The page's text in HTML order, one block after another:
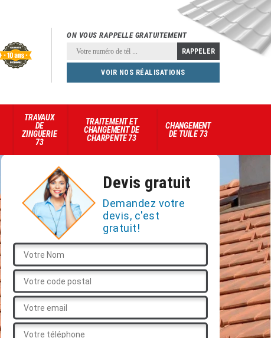
ON VOUS RAPPELLE GRATUITEMENT
VOIR NOS RÉALISATIONS
TRAVAUX
DE
ZINGUERIE
73
TRAITEMENT ET
CHANGEMENT DE
CHARPENTE 73
CHANGEMENT
DE TUILE 73
Devis gratuit
Demandez votre
devis, c'est
gratuit!